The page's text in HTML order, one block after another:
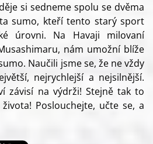
si sedneme spolu se dvěma
sumo, kteří tento starý sport
úrovni. Na Havaji milovaní
nám umožní blíže
Naučili jsme se, že ne vždy
nejrychlejší a nejsilnější.
závisí na výdrži! Stejně tak to
Poslouchejte, učte se, a